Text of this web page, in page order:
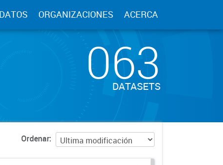
DATOS ORGANIZACIONES ACERCA
063
DATASETS
Ordenar